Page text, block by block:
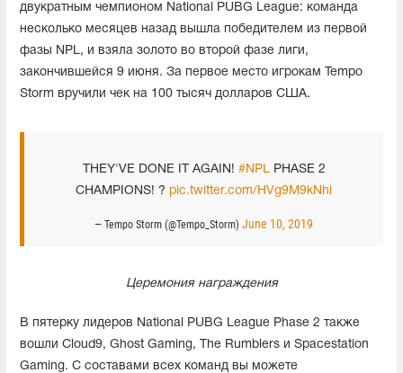
двукратным чемпионом National PUBG League: команда
несколько месяцев назад вышла победителем из первой
фазы NPL, и взяла золото во второй фазе лиги,
закончившейся 9 июня. За первое место игрокам Tempo
Storm вручили чек на 100 тысяч долларов США.
THEY'VE DONE IT AGAIN! #NPLPHASE 2
CHAMPIONS! ?️ pic.twitter.com/HVg9M9kNhi
— Tempo Storm (@Tempo_Storm) June 10, 2019
Церемония награждения
В пятерку лидеров National PUBG League Phase 2 также
вошли Cloud9, Ghost Gaming, The Rumblers и Spacestation
Gaming. С составами всех команд вы можете